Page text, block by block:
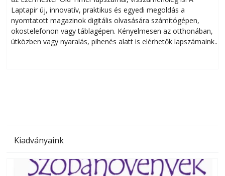
Laptapir új, innovatív, praktikus és egyedi megoldás a
nyomtatott magazinok digitális olvasására számítógépen,
okostelefonon vagy táblagépen. Kényelmesen az otthonában,
útközben vagy nyaralás, pihenés alatt is elérhetők lapszámaink.
Kiadványaink